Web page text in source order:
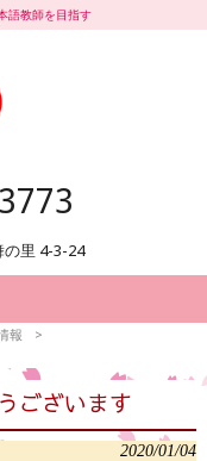
語教師を目指す
里 4-3-24
報
>
ございます
2020/01/04